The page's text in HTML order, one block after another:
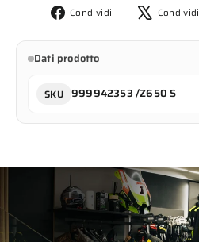
Condividi
Condividi
Facebook
Condividi
Dati prodotto
SKU 999942353 /Z650 S